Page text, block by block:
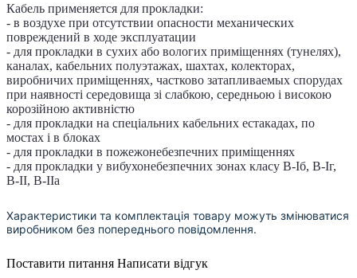
Кабель применяется для прокладки:
- в воздухе при отсутствии опасности механических
повреждений в ходе эксплуатации
- для прокладки в сухих або вологих приміщеннях (тунелях),
каналах, кабельних полуэтажах, шахтах, колекторах,
виробничих приміщеннях, частково затапливаемых спорудах
при наявності середовища зі слабкою, середньою і високою
корозійною активністю
- для прокладки на спеціальних кабельних естакадах, по
мостах і в блоках
- для прокладки в пожежонебезпечних приміщеннях
- для прокладки у вибухонебезпечних зонах класу B-Іб, B-Іг,
В-ІІ, В-ІІа
Характеристики та комплектація товару можуть змінюватися
виробником без попереднього повідомлення.
Поставити питання Написати відгук